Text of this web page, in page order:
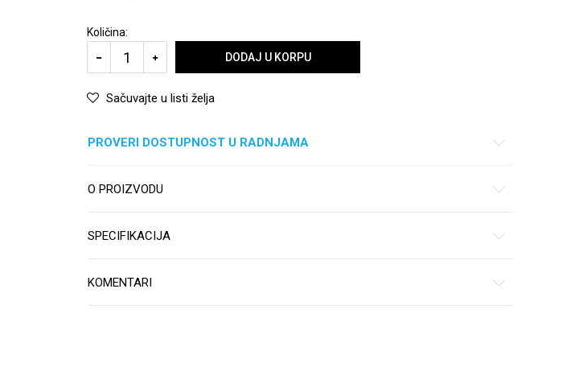
Količina:
DODAJ U KORPU
Sačuvajte u listi želja
PROVERI DOSTUPNOST U RADNJAMA
O PROIZVODU
SPECIFIKACIJA
KOMENTARI